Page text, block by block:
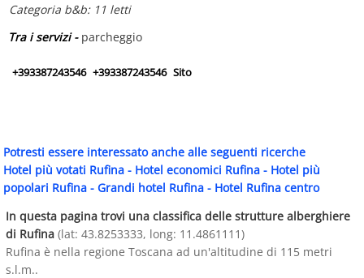
Categoria b&b: 11 letti
Tra i servizi - parcheggio
+393387243546 +393387243546 Sito
Potresti essere interessato anche alle seguenti ricerche
Hotel più votati Rufina - Hotel economici Rufina - Hotel più
popolari Rufina - Grandi hotel Rufina - Hotel Rufina centro
In questa pagina trovi una classifica delle strutture alberghiere
di Rufina (lat: 43.8253333, long: 11.4861111)
Rufina è nella regione Toscana ad un'altitudine di 115 metri
s.l.m..